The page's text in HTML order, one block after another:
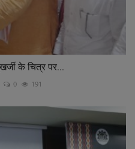
के चित्र पर...
0 191